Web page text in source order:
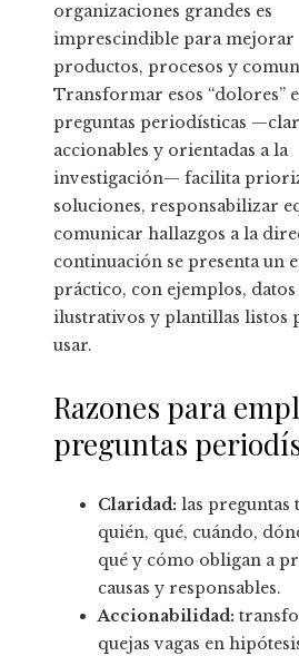
organizaciones grandes es
imprescindible para mejorar
productos, procesos y
Transformar esos “dolores”
preguntas periodísticas
accionables y orientadas a la
investigación— facilita
soluciones, responsabilizar
comunicar hallazgos a la
continuación se presenta un
práctico, con ejemplos,
ilustrativos y plantillas listos
usar.
Razones para
preguntas
Claridad: las preguntas
quién, qué, cuándo,
qué y cómo obligan a
causas y responsables.
Accionabilidad:
quejas vagas en